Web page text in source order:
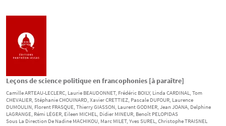
Leçons de science politique en francophonies [à paraître]
CamilleARTEAU-LECLERC, Laurie BEAUDONNET, Frédéric BOILY, Linda CARDINAL, Tom
CHEVALIER, StéphanieCHOUINARD, XavierCRETTIEZ, Pascale DUFOUR, Laurence
DUMOULIN, Florent FRASQUE, ThierryGIASSON, LaurentGODMER, JeanJOANA, Delphine
LAGRANGE, Rémi LÉGER, Eileen MICHEL, Didier MINEUR, Benoît PELOPIDAS
Sous La Direction De Nadine MACHIKOU, Marc MILET, YvesSUREL, ChristopheTRAISNEL